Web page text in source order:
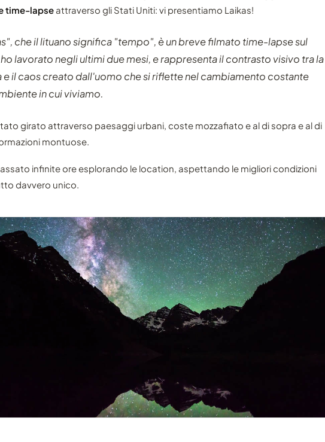
time-lapse attraverso gli Stati Uniti: vi presentiamo Laikas!
che il lituano significa "tempo", è un breve filmato time-lapse sul
lavorato negli ultimi due mesi, e rappresenta il contrasto visivo tra la
e il caos creato dall'uomo che si riflette nel cambiamento costante
in cui viviamo.
girato attraverso paesaggi urbani, coste mozzafiato e al di sopra e al di
montuose.
infinite ore esplorando le location, aspettando le migliori condizioni
davvero unico.